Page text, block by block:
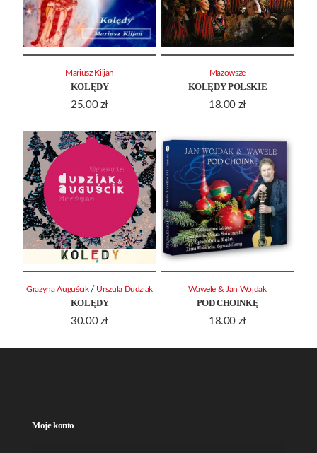
KOLĘDY
25.00 zł
Mariusz Kiljan
KOLĘDY POLSKIE
18.00 zł
Mazowsze
KOLĘDY
30.00 zł
Grażyna Auguścik / Urszula Dudziak
POD CHOINKĘ
18.00 zł
Wawele & Jan Wojdak
Moje konto